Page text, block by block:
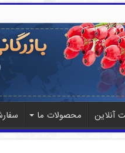
آنلاین محصولات ما